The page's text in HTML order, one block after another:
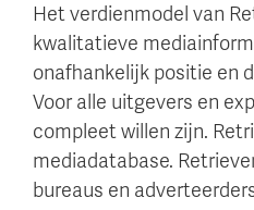
Het verdienmodel van
kwalitatieve
onafhankelijk positie en
Voor alle uitgevers en
compleet willen zijn.
mediadatabase.
bureaus en